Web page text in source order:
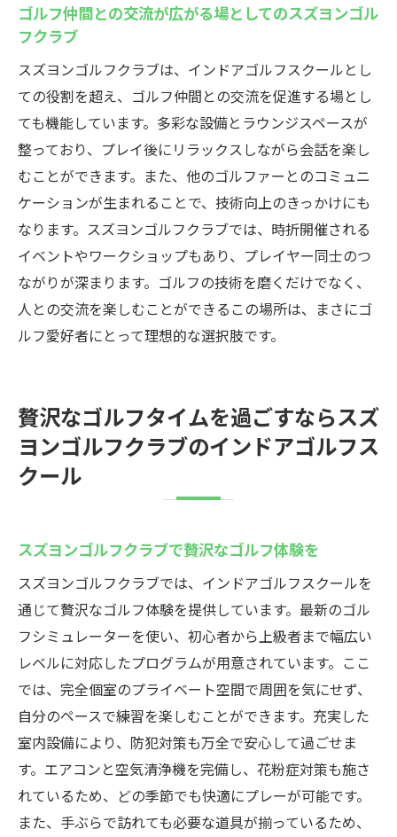
ゴルフ仲間との交流が広がる場としてのスズヨンゴル
フクラブ
スズヨンゴルフクラブは、インドアゴルフスクールとし
ての役割を超え、ゴルフ仲間との交流を促進する場とし
ても機能しています。多彩な設備とラウンジスペースが
整っており、プレイ後にリラックスしながら会話を楽し
むことができます。また、他のゴルファーとのコミュニ
ケーションが生まれることで、技術向上のきっかけにも
なります。スズヨンゴルフクラブでは、時折開催される
イベントやワークショップもあり、プレイヤー同士のつ
ながりが深まります。ゴルフの技術を磨くだけでなく、
人との交流を楽しむことができるこの場所は、まさにゴ
ルフ愛好者にとって理想的な選択肢です。
贅沢なゴルフタイムを過ごすならスズ
ヨンゴルフクラブのインドアゴルフス
クール
スズヨンゴルフクラブで贅沢なゴルフ体験を
スズヨンゴルフクラブでは、インドアゴルフスクールを
通じて贅沢なゴルフ体験を提供しています。最新のゴル
フシミュレーターを使い、初心者から上級者まで幅広い
レベルに対応したプログラムが用意されています。ここ
では、完全個室のプライベート空間で周囲を気にせず、
自分のペースで練習を楽しむことができます。充実した
室内設備により、防犯対策も万全で安心して過ごせま
す。エアコンと空気清浄機を完備し、花粉症対策も施さ
れているため、どの季節でも快適にプレーが可能です。
また、手ぶらで訪れても必要な道具が揃っているため、